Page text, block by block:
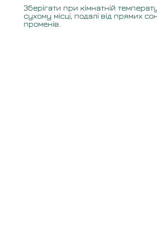
Зберігати при кімнатній
сухому місці, подалі від прямих
променів.